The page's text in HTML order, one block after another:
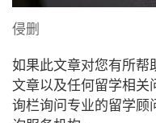
侵删
如果此文章对您有所帮
文章以及任何留学相关
询栏询问专业的留学顾